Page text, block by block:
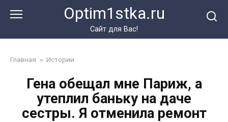
Optim1stka.ru
Сайт для Вас!
Главная » Истории
Гена обещал мне Париж, а
утеплил баньку на даче
сестры. Я отменила ремонт